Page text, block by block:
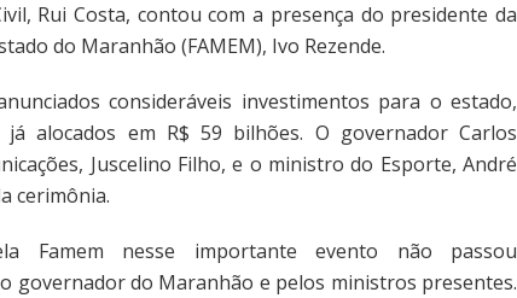
Rui Costa, contou com a presença do presidente da
do Maranhão (FAMEM), Ivo Rezende.
consideráveis investimentos para o estado,
alocados em R$ 59 bilhões. O governador Carlos
Juscelino Filho, e o ministro do Esporte, André
cerimônia.
Famem nesse importante evento não passou
governador do Maranhão e pelos ministros presentes.